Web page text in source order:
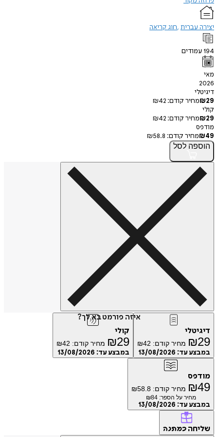
עברית חוג קריאה
קודם:
₪42
קודם: ₪42
מחיר קודם:
₪58.8
לסל
איזה פורמט בא לך?
₪ מחיר קודם: ₪42
עד:13/08/2026
₪ 29 מחיר קודם: ₪42
במבצע עד:13/08/2026
₪ מחיר קודם: ₪58.8
מחיר על הספר: ₪84
עד:13/08/2026
כמתנה